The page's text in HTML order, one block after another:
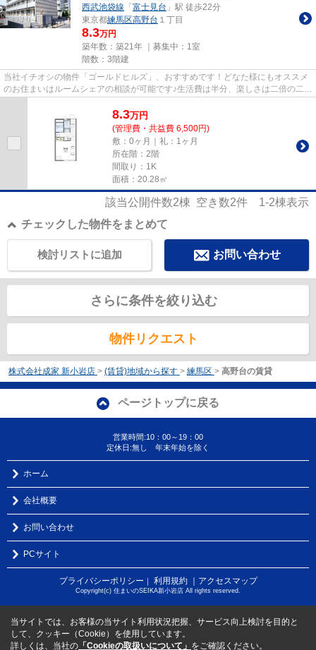
西武池袋線 「 富士見台 」駅 徒歩22分
東京都練馬区高野台 １丁目
8.3万円
築年数：築21年 ｜募集中： 1室
階数：3階建
当社イチオシの物件「ゴールドヒルズ」、おすすめです！どなた様にもオススメ
のお住まいはルームシェアの相談が可能です♪生活費は半分、楽しさは二倍の二人
8.3万円
(管理費・共益費 6,500円)
敷：0ヶ月｜礼：1ヶ月
所在階：2階
間取り：1K
面積：20.28㎡
該当公開件数2棟 空き数2件 1-2棟表示
チェックした物件をまとめて
お問い合わせ
検討リストに追加
さらに条件を絞り込む
物件リクエスト
株式会社成家 新小岩店 > (賃貸)地域から探す > 練馬区 > 高野台の賃貸
ページトップに戻る
営業時間:10：00～19：00
定休日:無し 年末年始を除く
ホーム
会社概要
お問い合わせ
PCサイト
プライバシーポリシー ｜ 利用規約 ｜アクセスマップ
Copyright(c) 住まいのSEIKA新小岩店 All rights reserved.
当サイトでは、お客様の当サイト利用状況把握、サービス向上検討を目的と
して、クッキー（Cookie）を使用しています。
詳しくは、当社の 「Cookieの取扱いについて」 をご確認ください。